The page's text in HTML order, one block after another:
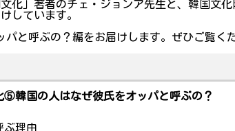
化」著者のチェ・ジョンア先生と、韓国文
しています。
と呼ぶの？編をお届けします。ぜひご覧く
⑤韓国の人はなぜ彼氏をオッパと呼ぶの？
ぶ理由